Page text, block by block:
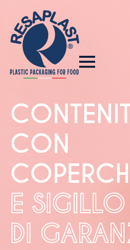
CON
E SIGILLO
DI